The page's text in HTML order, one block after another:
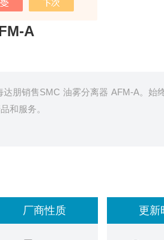
A
达朋销售SMC 油雾分离器 AFM-A。始
和服务。
厂商性质 更新